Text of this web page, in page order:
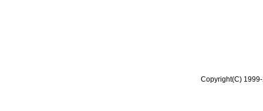
Copyright(C)